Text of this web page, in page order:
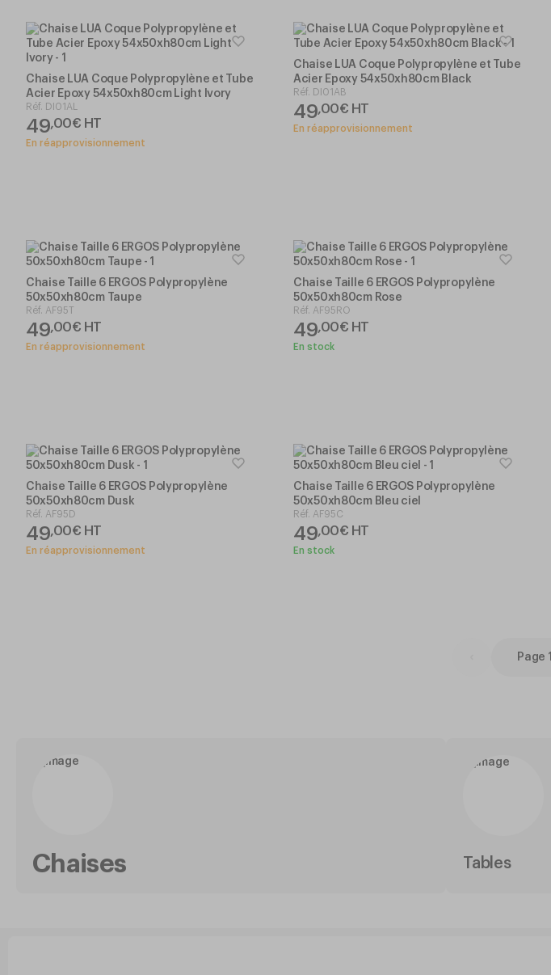
Chaise LUA Coque Polypropylène et Tube
Acier Epoxy 54x50xh80cm Light Ivory
Réf. DI01AL
49,00€ HT
En réapprovisionnement
Chaise LUA Coque Polypropylène et Tube
Acier Epoxy 54x50xh80cm Black
Réf. DI01AB
49,00€ HT
En réapprovisionnement
Chaise Taille 6 ERGOS Polypropylène
50x50xh80cm Taupe
Réf. AF95T
49,00€ HT
En réapprovisionnement
Chaise Taille 6 ERGOS Polypropylène
50x50xh80cm Rose
Réf. AF95RO
49,00€ HT
En stock
Chaise Taille 6 ERGOS Polypropylène
50x50xh80cm Dusk
Réf. AF95D
49,00€ HT
En réapprovisionnement
Chaise Taille 6 ERGOS Polypropylène
50x50xh80cm Bleu ciel
Réf. AF95C
49,00€ HT
En stock
Page 1
Chaises Tables